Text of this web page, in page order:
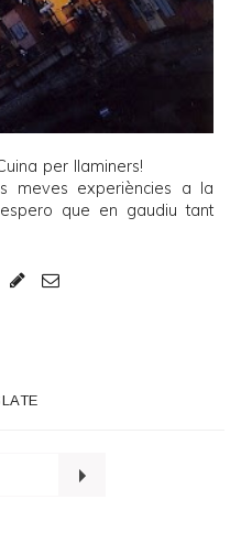
per llaminers!
meves experiències a la
que en gaudiu tant